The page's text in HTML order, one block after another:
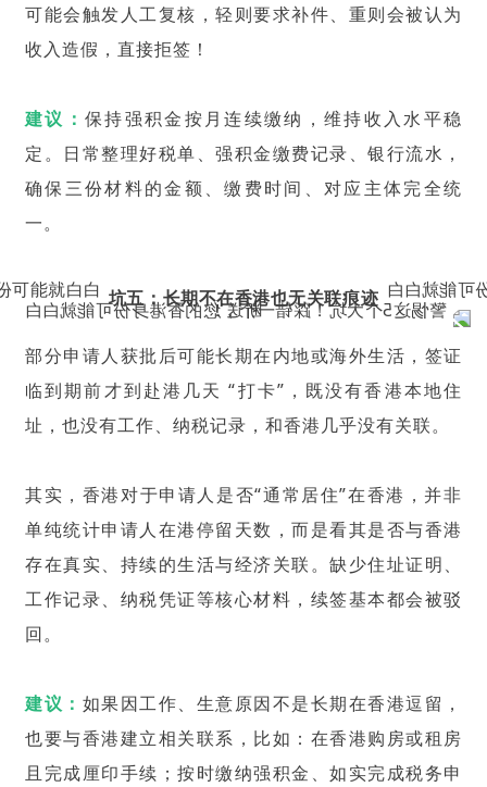
可能会触发人工复核，轻则要求补件、重则会被认为
收入造假，直接拒签！
建议： 保持强积金按月连续缴纳，维持收入水平稳
定。日常整理好税单、强积金缴费记录、银行流水，
确保三份材料的金额、缴费时间、对应主体完全统
一。
坑五：长期不在香港也无关联痕迹
部分申请人获批后可能长期在内地或海外生活，签证
临到期前才到赴港几天 “打卡”，既没有香港本地住
址，也没有工作、纳税记录，和香港几乎没有关联。
其实，香港对于申请人是否“通常居住”在香港，并非
单纯统计申请人在港停留天数，而是看其是否与香港
存在真实、持续的生活与经济关联。缺少住址证明、
工作记录、纳税凭证等核心材料，续签基本都会被驳
回。
建议： 如果因工作、生意原因不是长期在香港逗留，
也要与香港建立相关联系，比如：在香港购房或租房
且完成厘印手续；按时缴纳强积金、如实完成税务申